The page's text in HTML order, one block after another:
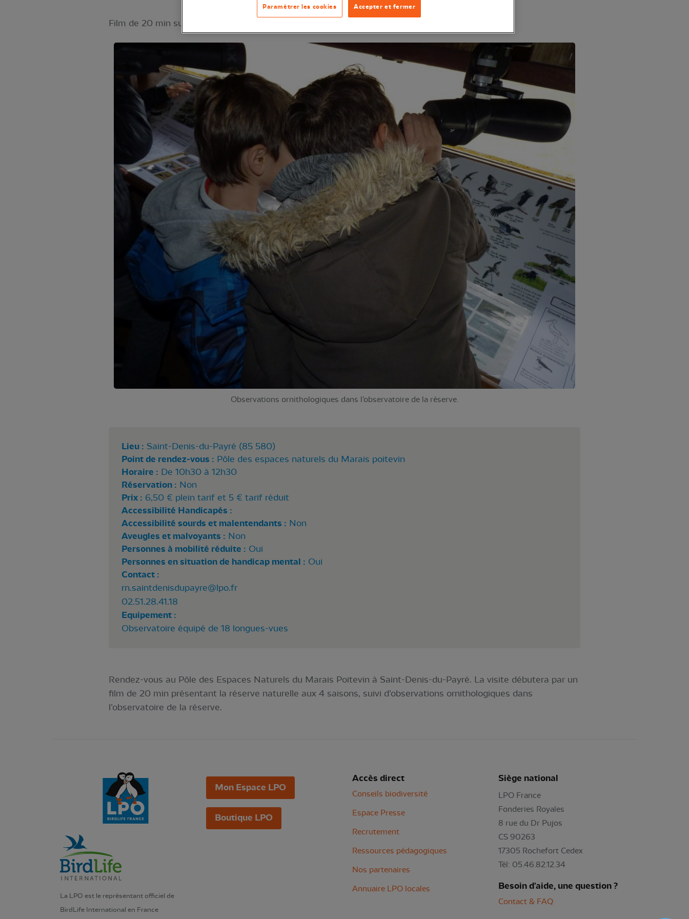
Film de 20 min suivi d’observations ornithologiques à la réserve.
Observations ornithologiques dans l’observatoire de la réserve.
Lieu : Saint-Denis-du-Payré (85 580)
Point de rendez-vous : Pôle des espaces naturels du Marais poitevin
Horaire : De 10h30 à 12h30
Réservation : Non
Prix : 6,50 € plein tarif et 5 € tarif réduit
Accessibilité Handicapés :
Accessibilité sourds et malentendants : Non
Aveugles et malvoyants : Non
Personnes à mobilité réduite : Oui
Personnes en situation de handicap mental : Oui
Contact :
rn.saintdenisdupayre@lpo.fr
02.51.28.41.18
Equipement :
Observatoire équipé de 18 longues-vues
Rendez-vous au Pôle des Espaces Naturels du Marais Poitevin à Saint-Denis-du-Payré. La visite débutera par un
film de 20 min présentant la réserve naturelle aux 4 saisons, suivi d’observations ornithologiques dans
l’observatoire de la réserve.
La LPO est le représentant officiel de
BirdLife International en France
Mon Espace LPO
Boutique LPO
Accès direct
Conseils biodiversité
Espace Presse
Recrutement
Ressources pédagogiques
Nos partenaires
Annuaire LPO locales
Siège national
LPO France
Fonderies Royales
8 rue du Dr Pujos
CS 90263
17305 Rochefort Cedex
Tél: 05.46.82.12.34
Besoin d'aide, une question ?
Contact & FAQ
Accepter et fermer
Paramétrer les cookies